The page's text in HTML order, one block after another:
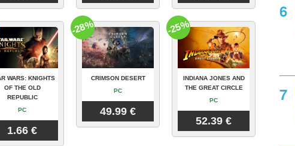
WARS: KNIGHTS
OF THE OLD
REPUBLIC
PC
1.66 €
CRIMSON DESERT
PC
49.99 €
-28%
INDIANA JONES AND
THE GREAT CIRCLE
PC
52.39 €
-25%